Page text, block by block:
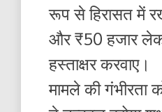
रूप से हिरासत में
और ₹50 हजार
हस्ताक्षर करवाए।
मामले की गंभीरता